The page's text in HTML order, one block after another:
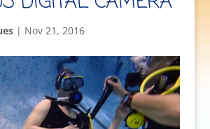
| Nov 21, 2016